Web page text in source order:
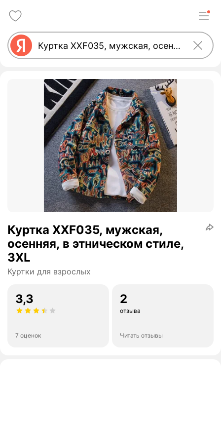
Куртка XXF035, мужская,
осенняя, в этническом стиле,
3XL
Куртки для взрослых
3,3
7 оценок
2
отзыва
Читать отзывы